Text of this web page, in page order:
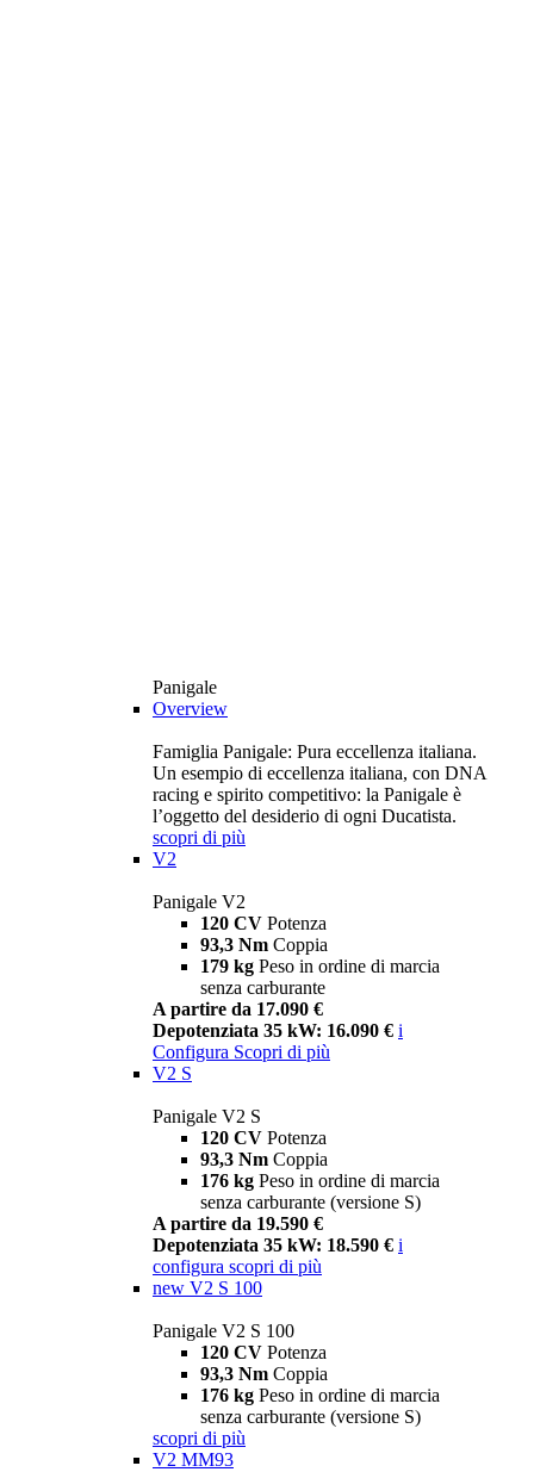
Panigale
Overview
Famiglia Panigale: Pura eccellenza italiana.
Un esempio di eccellenza italiana, con DNA
racing e spirito competitivo: la Panigale è
l’oggetto del desiderio di ogni Ducatista.
scopri di più
V2
Panigale V2
120 CV Potenza
93,3 Nm Coppia
179 kg Peso in ordine di marcia
senza carburante
A partire da 17.090 €
Depotenziata 35 kW: 16.090 € i
Configura Scopri di più
V2 S
Panigale V2 S
120 CV Potenza
93,3 Nm Coppia
176 kg Peso in ordine di marcia
senza carburante (versione S)
A partire da 19.590 €
Depotenziata 35 kW: 18.590 € i
configura scopri di più
new V2 S 100
Panigale V2 S 100
120 CV Potenza
93,3 Nm Coppia
176 kg Peso in ordine di marcia
senza carburante (versione S)
scopri di più
V2 MM93